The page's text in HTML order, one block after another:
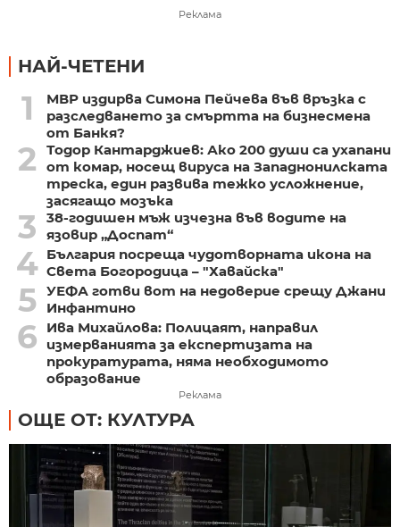
Реклама
НАЙ-ЧЕТЕНИ
1
МВР издирва Симона Пейчева във връзка с
разследването за смъртта на бизнесмена
от Банкя?
2
Тодор Кантарджиев: Ако 200 души са ухапани
от комар, носещ вируса на Западнонилската
треска, един развива тежко усложнение,
засягащо мозъка
3
38-годишен мъж изчезна във водите на
язовир „Доспат“
4 България посреща чудотворната икона на
Света Богородица – "Хавайска"
5 УЕФА готви вот на недоверие срещу Джани
Инфантино
6
Ива Михайлова: Полицаят, направил
измерванията за експертизата на
прокуратурата, няма необходимото
образование
Реклама
ОЩЕ ОТ: КУЛТУРА